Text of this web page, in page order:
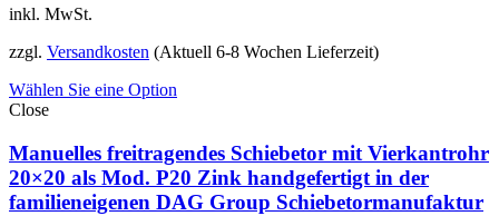
inkl. MwSt.
zzgl. Versandkosten (Aktuell 6-8 Wochen Lieferzeit)
Wählen Sie eine Option
Close
Manuelles freitragendes Schiebetor mit Vierkantrohr
20×20 als Mod. P20 Zink handgefertigt in der
familieneigenen DAG Group Schiebetormanufaktur